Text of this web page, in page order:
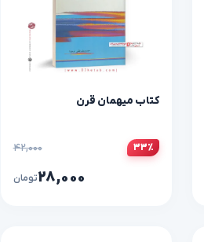
کتاب میهمان قرن
۳۳٪ ۴۲,۰۰۰
۲۸,۰۰۰تومان